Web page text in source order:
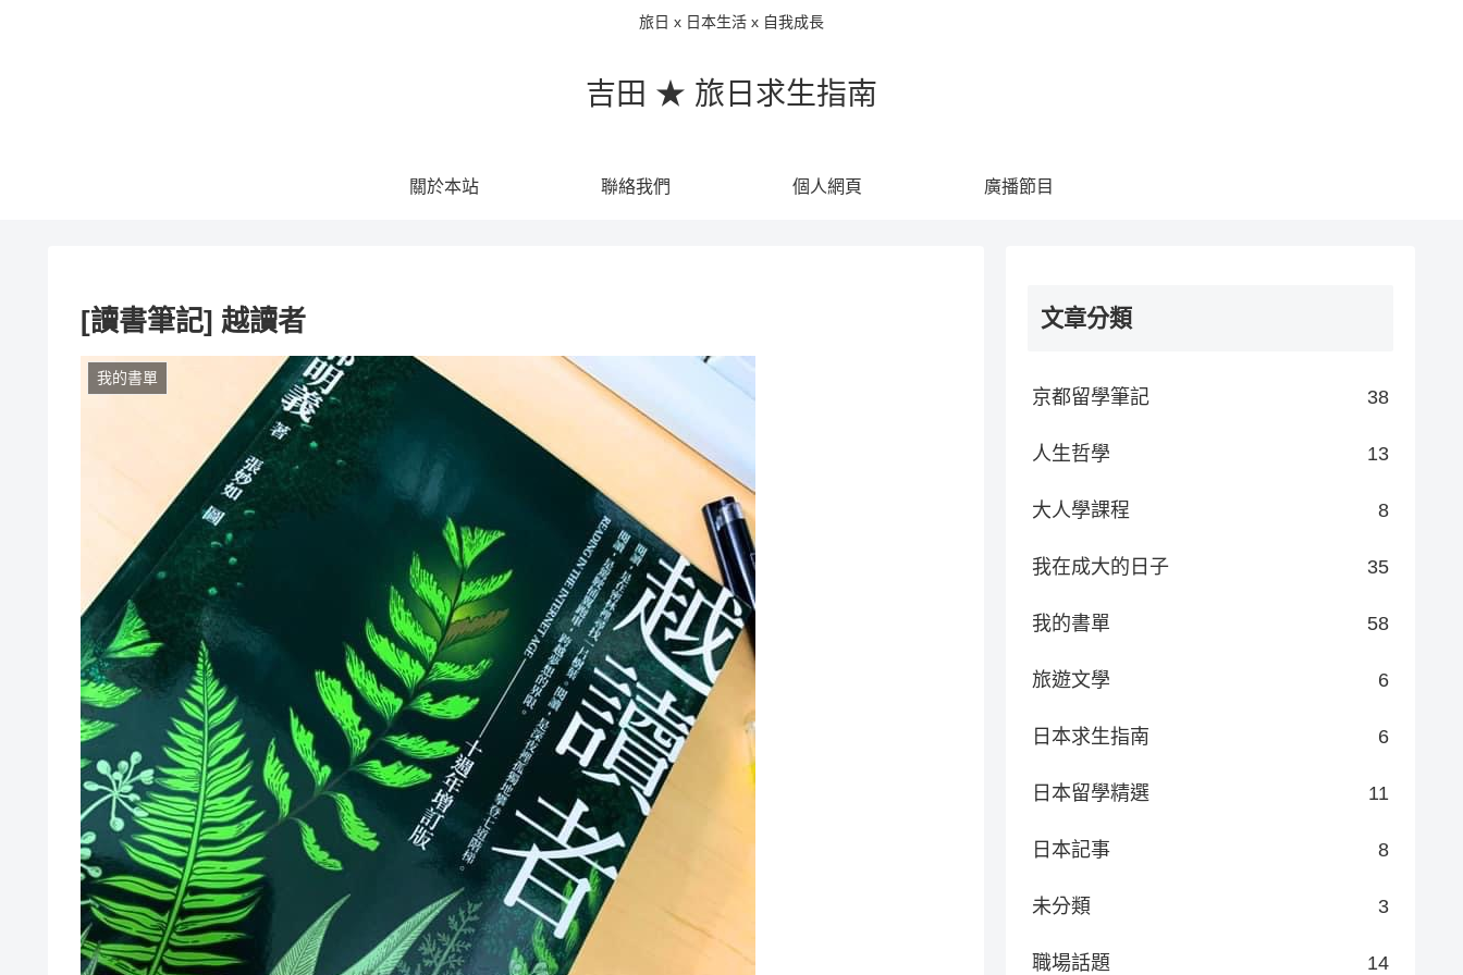
旅日 x 日本生活 x 自我成長
吉田 ★ 旅日求生指南
關於本站 聯絡我們 個人網頁 廣播節目
[讀書筆記] 越讀者
我的書單
文章分類
京都留學筆記 38
人生哲學 13
大人學課程 8
我在成大的日子 35
我的書單 58
旅遊文學 6
日本求生指南 6
日本留學精選 11
日本記事 8
未分類 3
職場話題 14